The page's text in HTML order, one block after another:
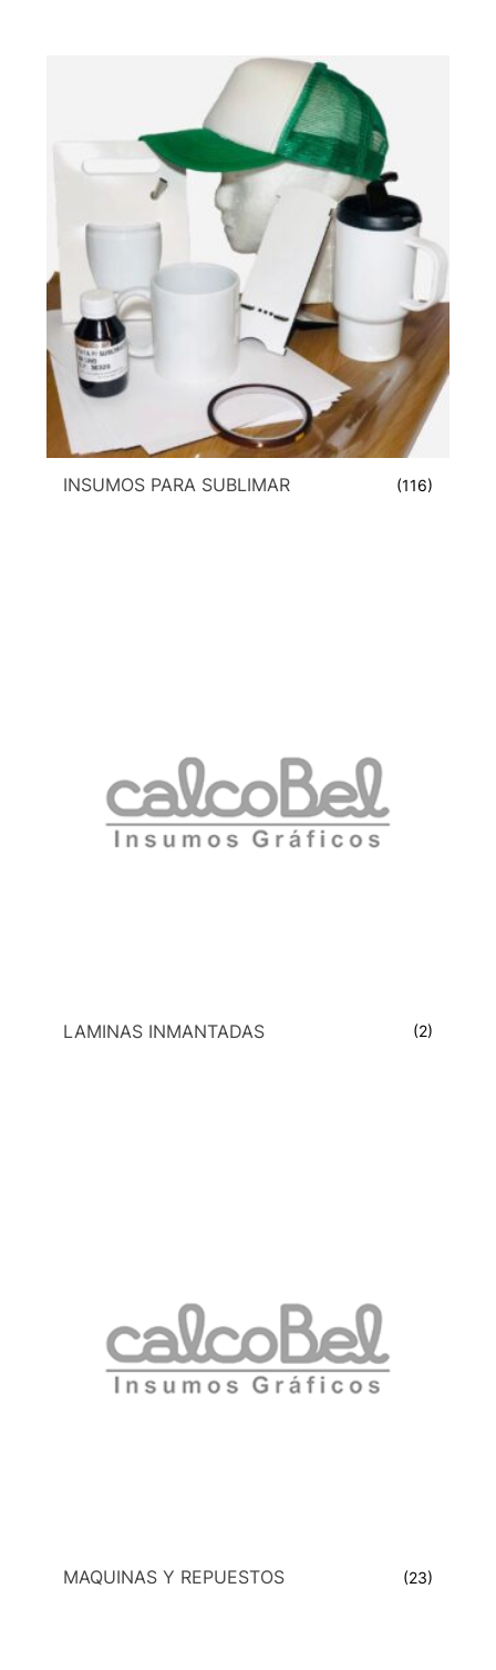
INSUMOS PARA SUBLIMAR (116)
LAMINAS INMANTADAS (2)
MAQUINAS Y REPUESTOS (23)